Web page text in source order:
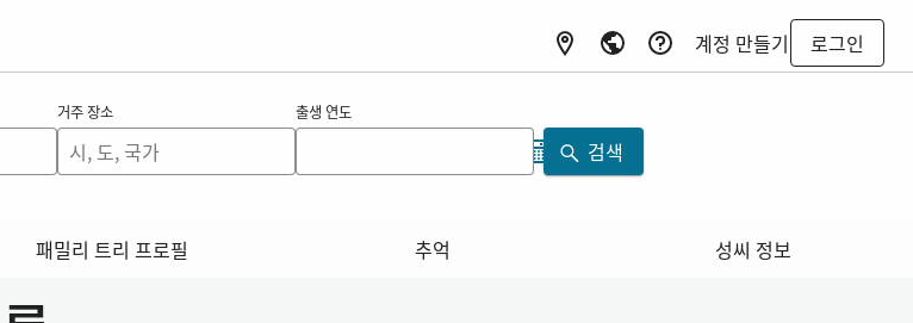
계정 만들기
로그인
거주 장소 출생 연도
검색
패밀리 트리 프로필 추억 성씨 정보